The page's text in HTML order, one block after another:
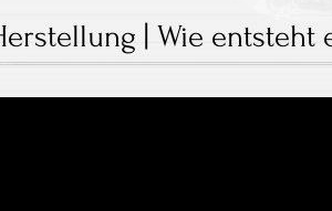
| Wie entsteht